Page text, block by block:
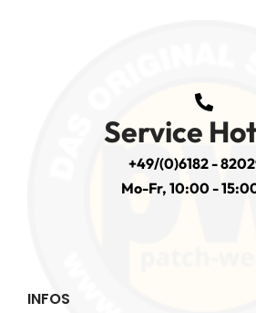
Service
+49/(0)6182 -
Mo-Fr, 10:00 -
INFOS